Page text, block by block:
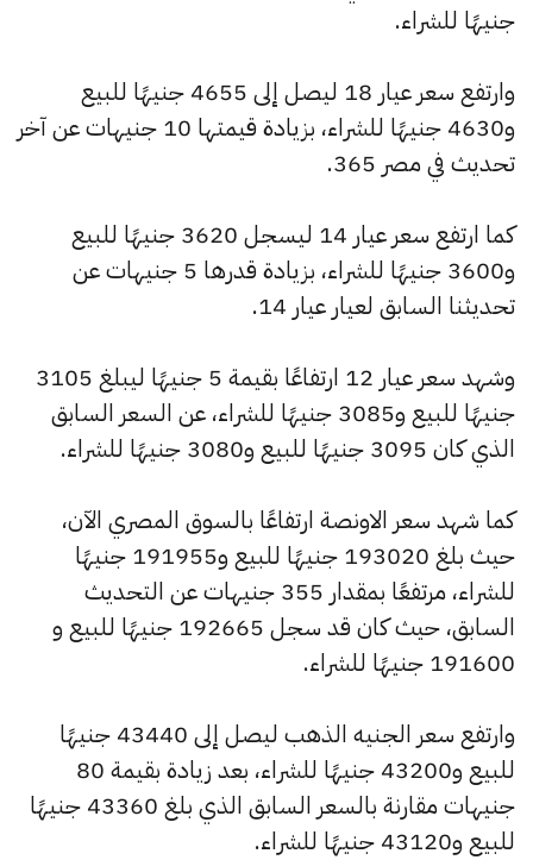
جنيهًا للشراء.
وارتفع سعر عيار 18 ليصل إلى 4655 جنيهًا للبيع
و4630 جنيهًا للشراء، بزيادة قيمتها 10 جنيهات عن آخر
تحديث في مصر 365.
كما ارتفع سعر عيار 14 ليسجل 3620 جنيهًا للبيع
و3600 جنيهًا للشراء، بزيادة قدرها 5 جنيهات عن
تحديثنا السابق لعيار عيار 14.
وشهد سعر عيار 12 ارتفاعًا بقيمة 5 جنيهًا ليبلغ 3105
جنيهًا للبيع و3085 جنيهًا للشراء، عن السعر السابق
الذي كان 3095 جنيهًا للبيع و3080 جنيهًا للشراء.
كما شهد سعر الاونصة ارتفاعًا بالسوق المصري الآن،
حيث بلغ 193020 جنيهًا للبيع و191955 جنيهًا
للشراء، مرتفعًا بمقدار 355 جنيهات عن التحديث
السابق، حيث كان قد سجل 192665 جنيهًا للبيع و
191600 جنيهًا للشراء.
وارتفع سعر الجنيه الذهب ليصل إلى 43440 جنيهًا
للبيع و43200 جنيهًا للشراء، بعد زيادة بقيمة 80
جنيهات مقارنة بالسعر السابق الذي بلغ 43360 جنيهًا
للبيع و43120 جنيهًا للشراء.